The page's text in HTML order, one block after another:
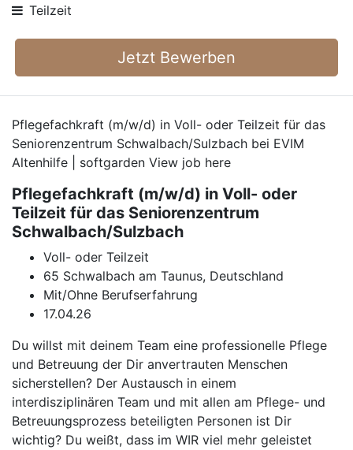
Teilzeit
Jetzt Bewerben
Pflegefachkraft (m/w/d) in Voll- oder Teilzeit für das
Seniorenzentrum Schwalbach/Sulzbach bei EVIM
Altenhilfe | softgarden View job here
Pflegefachkraft (m/w/d) in Voll- oder
Teilzeit für das Seniorenzentrum
Schwalbach/Sulzbach
Voll- oder Teilzeit
65 Schwalbach am Taunus, Deutschland
Mit/Ohne Berufserfahrung
17.04.26
Du willst mit deinem Team eine professionelle Pflege
und Betreuung der Dir anvertrauten Menschen
sicherstellen? Der Austausch in einem
interdisziplinären Team und mit allen am Pflege- und
Betreuungsprozess beteiligten Personen ist Dir
wichtig? Du weißt, dass im WIR viel mehr geleistet